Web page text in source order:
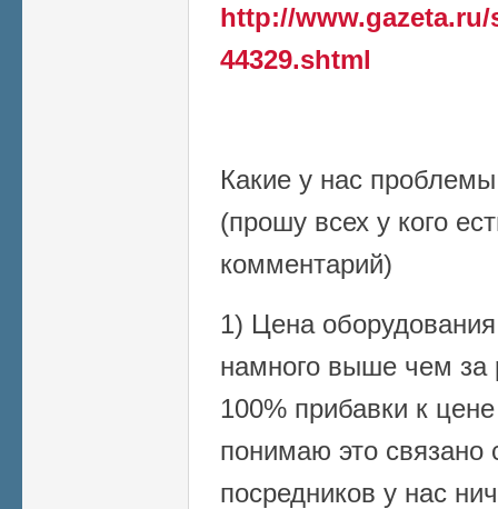
http://www.gazeta.ru/
44329.shtml
Какие у нас
(прошу всех у кого
комментарий)
1) Цена
намного выше чем
100% прибавки к
понимаю это связано
посредников у нас